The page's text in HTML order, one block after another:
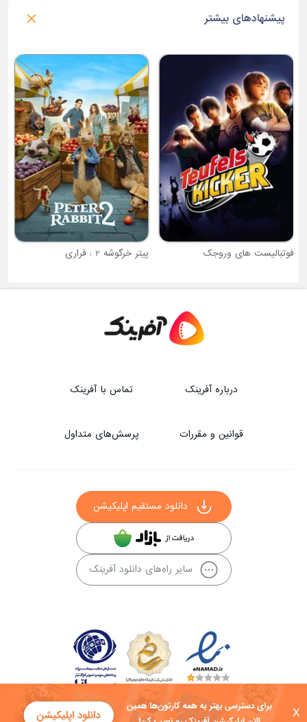
X
پیشنهادهای بیشتر
فوتبالیست های وروجک پیتر خرگوشه 2 : فراری
درباره آفرینک تماس با آفرینک
قوانین و مقررات پرسش‌های متداول
دانلود مستقیم اپلیکیشن
سایر راه‌های دانلود آفرینک